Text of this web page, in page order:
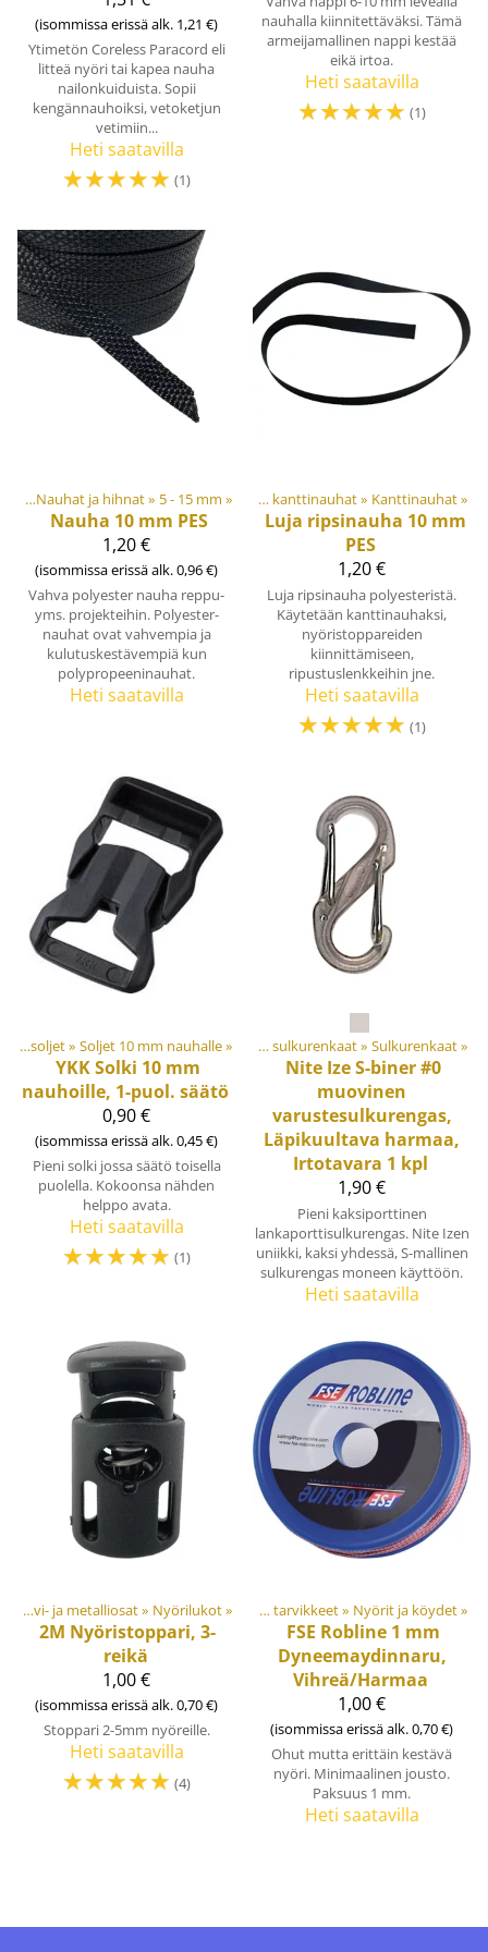
(isommissa erissä alk. 1,21 €)
Ytimetön Coreless Paracord eli
litteä nyöri tai kapea nauha
nailonkuiduista. Sopii
kengännauhoiksi, vetoketjun
vetimiin...
Heti saatavilla
☆☆☆☆☆ (1)
nauhalla kiinnitettäväksi. Tämä
armeijamallinen nappi kestää
eikä irtoa.
Heti saatavilla
☆☆☆☆☆ (1)
‪» Nauhat ja hihnat‪» 5 - 15 mm ‪»
Nauha 10 mm PES
1,20 €
(isommissa erissä alk. 0,96 €)
Vahva polyester nauha reppu-
yms. projekteihin. Polyester-
nauhat ovat vahvempia ja
kulutuskestävempiä kun
polypropeeninauhat.
Heti saatavilla
‪» Materiaalit ja tarvikkeet ‪» Nauhat ja kanttinauhat‪» Kanttinauhat‪»
Luja ripsinauha 10 mm
PES
1,20 €
Luja ripsinauha polyesteristä.
Käytetään kanttinauhaksi,
nyöristoppareiden
kiinnittämiseen,
ripustuslenkkeihin jne.
Heti saatavilla
☆☆☆☆☆ (1)
Soljet ja säätösoljet‪» Soljet 10 mm nauhalle‪»
YKK Solki 10 mm
nauhoille, 1-puol. säätö
0,90 €
(isommissa erissä alk. 0,45 €)
Pieni solki jossa säätö toisella
puolella. Kokoonsa nähden
helppo avata.
Heti saatavilla
☆☆☆☆☆ (1)
‪»Muovi- ja metalliosat‪» Koukut ja sulkurenkaat‪» Sulkurenkaat‪»
Nite Ize S-biner #0
muovinen
varustesulkurengas,
Läpikuultava harmaa,
Irtotavara 1 kpl
1,90 €
Pieni kaksiporttinen
lankaporttisulkurengas. Nite Izen
uniikki, kaksi yhdessä, S-mallinen
sulkurengas moneen käyttöön.
Heti saatavilla
Muovi- ja metalliosat‪» Nyörilukot‪»
2M Nyöristoppari, 3-
reikä
1,00 €
(isommissa erissä alk. 0,70 €)
Stoppari 2-5mm nyöreille.
Heti saatavilla
☆☆☆☆☆ (4)
Tuotteet‪» Materiaalit ja tarvikkeet‪» Nyörit ja köydet‪»
FSE Robline 1 mm
Dyneemaydinnaru,
Vihreä/Harmaa
1,00 €
(isommissa erissä alk. 0,70 €)
Ohut mutta erittäin kestävä
nyöri. Minimaalinen jousto.
Paksuus 1 mm.
Heti saatavilla